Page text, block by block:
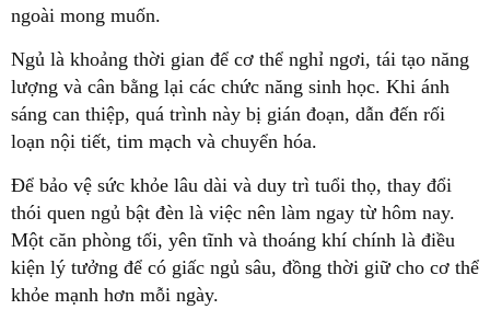
ngoài mong muốn.
Ngủ là khoảng thời gian để cơ thể nghỉ ngơi, tái tạo năng
lượng và cân bằng lại các chức năng sinh học. Khi ánh
sáng can thiệp, quá trình này bị gián đoạn, dẫn đến rối
loạn nội tiết, tim mạch và chuyển hóa.
Để bảo vệ sức khỏe lâu dài và duy trì tuổi thọ, thay đổi
thói quen ngủ bật đèn là việc nên làm ngay từ hôm nay.
Một căn phòng tối, yên tĩnh và thoáng khí chính là điều
kiện lý tưởng để có giấc ngủ sâu, đồng thời giữ cho cơ thể
khỏe mạnh hơn mỗi ngày.